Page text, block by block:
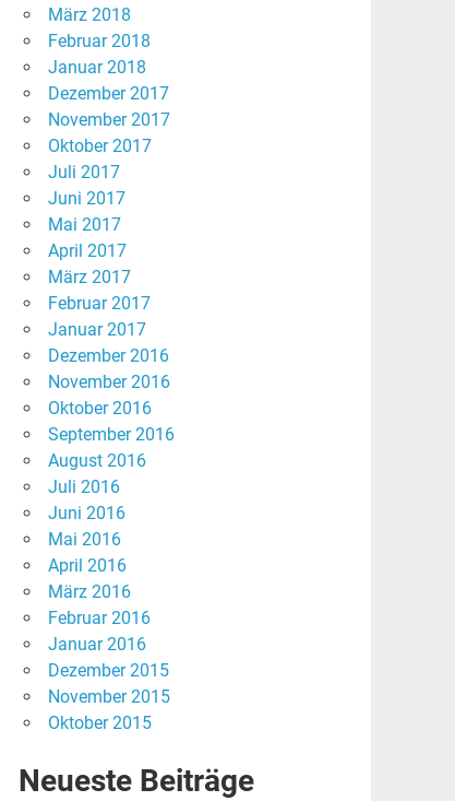
März 2018
Februar 2018
Januar 2018
Dezember 2017
November 2017
Oktober 2017
Juli 2017
Juni 2017
Mai 2017
April 2017
März 2017
Februar 2017
Januar 2017
Dezember 2016
November 2016
Oktober 2016
September 2016
August 2016
Juli 2016
Juni 2016
Mai 2016
April 2016
März 2016
Februar 2016
Januar 2016
Dezember 2015
November 2015
Oktober 2015
Neueste Beiträge